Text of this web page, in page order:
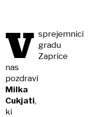
V sprejemnici
gradu
Zaprice
nas
pozdravi
Milka
Cukjati,
ki